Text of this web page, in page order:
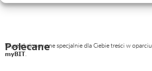
Polecane
Wyselekcjonowane specjalnie dla Ciebie treści w
myBIT.